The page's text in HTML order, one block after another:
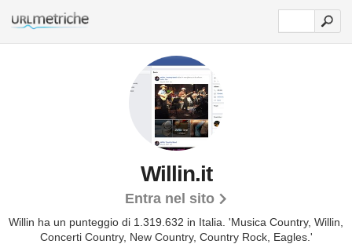
Willin.it
Entra nel sito
Willin ha un punteggio di 1.319.632 in Italia. 'Musica Country, Willin,
Concerti Country, New Country, Country Rock, Eagles.'